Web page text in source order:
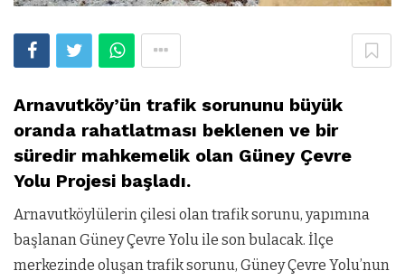
Arnavutköy’ün trafik sorununu büyük
oranda rahatlatması beklenen ve bir
süredir mahkemelik olan Güney Çevre
Yolu Projesi başladı.
Arnavutköylülerin çilesi olan trafik sorunu, yapımına
başlanan Güney Çevre Yolu ile son bulacak. İlçe
merkezinde oluşan trafik sorunu, Güney Çevre Yolu’nun